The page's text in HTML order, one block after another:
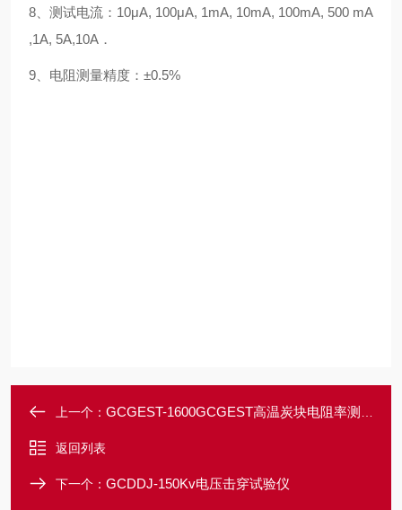
8、测试电流：10μA, 100μA, 1mA, 10mA, 100mA, 500 mA
,1A, 5A,10A．
9、电阻测量精度：±0.5%
上一个： GCGEST-1600GCGEST高温炭块电阻率测定仪1600
返回列表
下一个： GCDDJ-150Kv电压击穿试验仪